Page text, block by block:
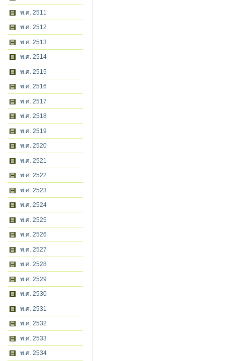
พ.ศ. 2511
พ.ศ. 2512
พ.ศ. 2513
พ.ศ. 2514
พ.ศ. 2515
พ.ศ. 2516
พ.ศ. 2517
พ.ศ. 2518
พ.ศ. 2519
พ.ศ. 2520
พ.ศ. 2521
พ.ศ. 2522
พ.ศ. 2523
พ.ศ. 2524
พ.ศ. 2525
พ.ศ. 2526
พ.ศ. 2527
พ.ศ. 2528
พ.ศ. 2529
พ.ศ. 2530
พ.ศ. 2531
พ.ศ. 2532
พ.ศ. 2533
พ.ศ. 2534